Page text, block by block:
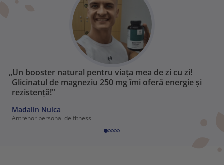
„Un booster natural pentru viața mea de zi cu zi!
Glicinatul de magneziu 250 mg îmi oferă energie și
rezistență!''
Madalin Nuica
Antrenor personal de fitness